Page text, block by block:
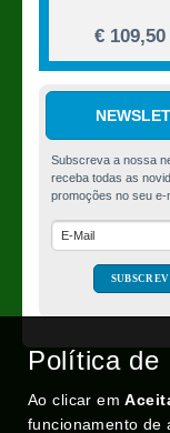
€ 109,50
Tinta
€ 4,06
Política de
Ao clicar em
funcionamento de